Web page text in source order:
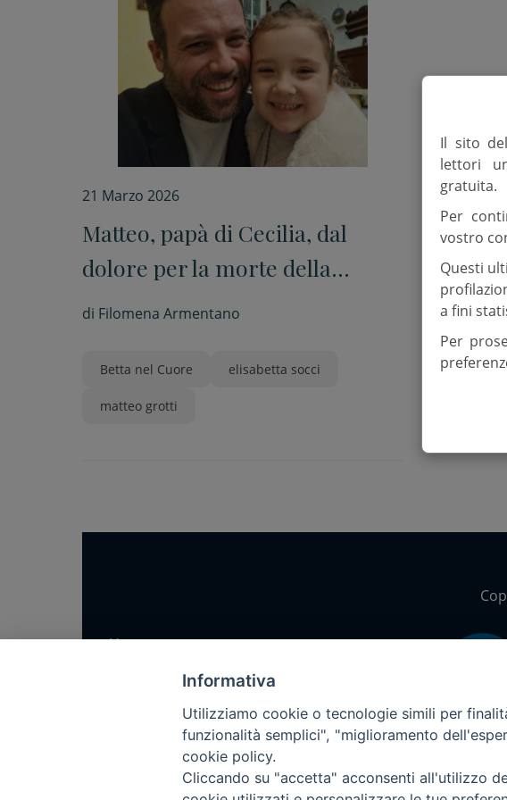
21 Marzo 2026
Matteo, papà di Cecilia, dal
dolore per la morte della
moglie all’impegno per gli altri
di Filomena Armentano
Betta nel Cuore elisabetta socci
matteo grotti
Home
Come abbonarsi
Il sito
lettori
gratuita.
Per
vostro
Questi
a fini
Per
Informativa
Utilizziamo cookie o tecnologie simili per
funzionalità semplici", "miglioramento
cookie policy.
Cliccando su "accetta" acconsenti all'utilizzo